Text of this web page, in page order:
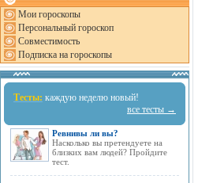
Мои гороскопы
Персональный гороскоп
Совместимость
Подписка на гороскопы
Тесты: каждую неделю новый!
все тесты →
Ревнивы ли вы?
Насколько вы претендуете на
близких вам людей? Пройдите
тест.